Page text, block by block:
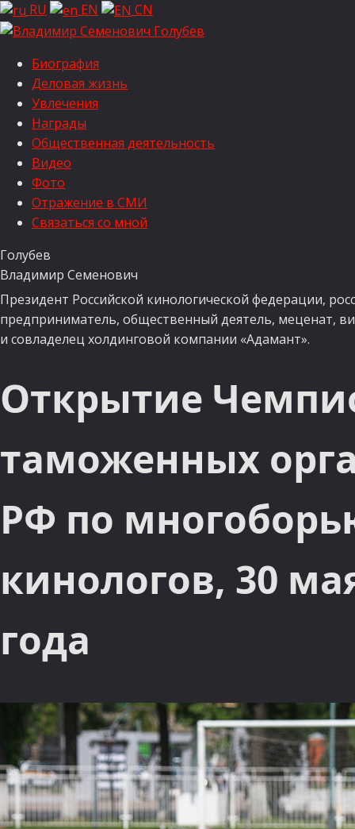
RU EN CN
Биография
Деловая жизнь
Увлечения
Награды
Общественная деятельность
Видео
Фото
Отражение в СМИ
Связаться со мной
Голубев
Владимир Семенович
Президент Российской кинологической федерации,
предприниматель, общественный деятель, меценат,
и совладелец холдинговой компании «Адамант».
Открытие
таможенных
РФ по
кинологов, 30
года